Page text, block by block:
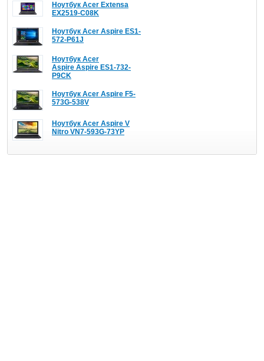
Ноутбук Acer Extensa
EX2519-C08K
Ноутбук Acer Aspire ES1-
572-P61J
Ноутбук Acer
Aspire Aspire ES1-732-
P9CK
Ноутбук Acer Aspire F5-
573G-538V
Ноутбук Acer Aspire V
Nitro VN7-593G-73YP